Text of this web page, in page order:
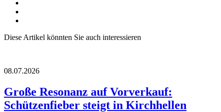
Diese Artikel könnten Sie auch interessieren
08.07.2026
Große Resonanz auf Vorverkauf:
Schützenfieber steigt in Kirchhellen